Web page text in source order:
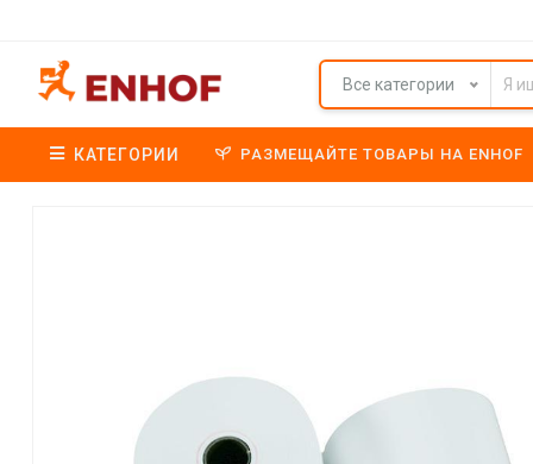
Все категории
КАТЕГОРИИ РАЗМЕЩАЙТЕ ТОВАРЫ НА ENHOF